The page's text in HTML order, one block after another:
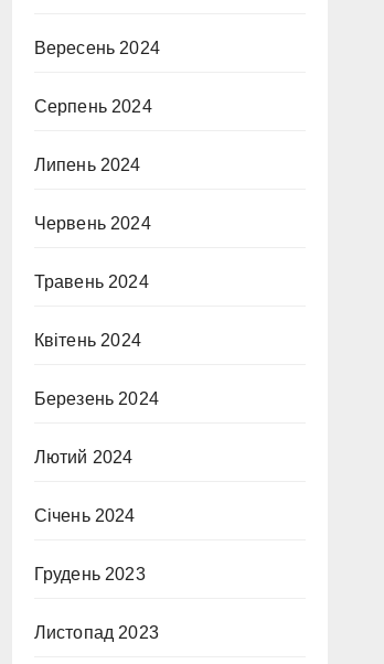
Вересень 2024
Серпень 2024
Липень 2024
Червень 2024
Травень 2024
Квітень 2024
Березень 2024
Лютий 2024
Січень 2024
Грудень 2023
Листопад 2023